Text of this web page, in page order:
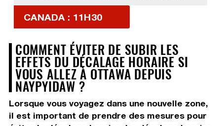
CANADA : 11H30
COMMENT ÉVITER DE SUBIR LES
EFFETS DU DÉCALAGE HORAIRE SI
VOUS ALLEZ À OTTAWA DEPUIS
NAYPYIDAW ?
Lorsque vous voyagez dans une nouvelle zone,
il est important de prendre des mesures pour